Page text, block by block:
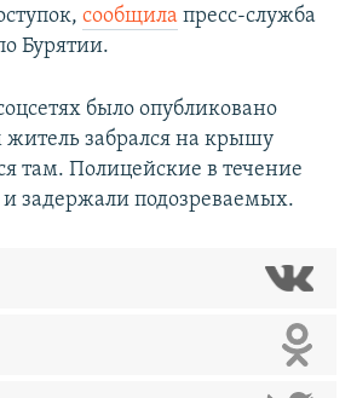
сообщила пресс-служба
Бурятии.
было опубликовано
житель забрался на крышу
там. Полицейские в течение
задержали подозреваемых.